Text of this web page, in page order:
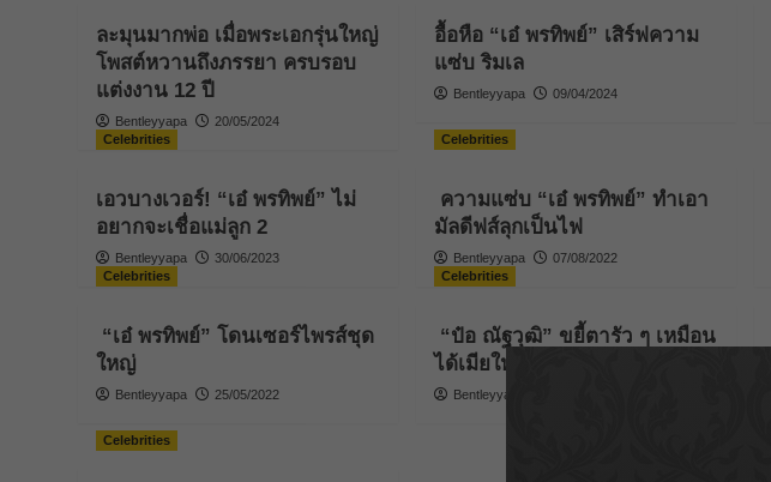
ละมุนมากพ่อ เมื่อพระเอกรุ่นใหญ่
โพสต์หวานถึงภรรยา ครบรอบ
แต่งงาน 12 ปี
Bentleyyapa 20/05/2024
อื้อหือ “เอ๋ พรทิพย์” เสิร์ฟความ
แซ่บ ริมเล
Bentleyyapa 09/04/2024
Celebrities
เอวบางเวอร์! “เอ๋ พรทิพย์” ไม่
อยากจะเชื่อแม่ลูก 2
Bentleyyapa 30/06/2023
Celebrities
ความแซ่บ “เอ๋ พรทิพย์” ทำเอา
มัลดีฟส์ลุกเป็นไฟ
Bentleyyapa 07/08/2022
Celebrities
“เอ๋ พรทิพย์” โดนเซอร์ไพรส์ชุด
ใหญ่
Bentleyyapa 25/05/2022
Celebrities
“ป๋อ ณัฐวุฒิ” ขยี้ตารัว ๆ เหมือน
ได้เมียใหม่
Bentleyyapa
Celebrities